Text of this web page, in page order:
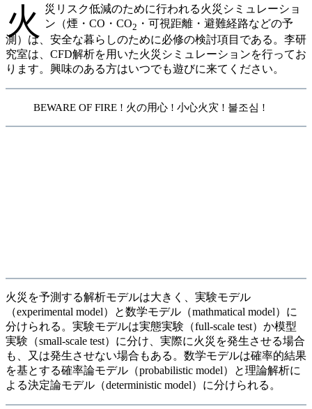
火
災リスク低減のために行われる火災シミュレーショ
ン（煙・CO・CO2 ・可視距離・避難経路などの予
測）は、安全な暮らしのために必修の検討項目である。李研
究室は、CFD解析を用いた火災シミュレーションを行ってお
ります。興味のある方はいつでも遊びに来てください。
BEWARE OF FIRE ! 火の用心 ! 小心火灾 ! 불조심 !
火災を予測する解析モデルは大きく、実験モデル
（experimental model）と数学モデル（mathmatical model）に
分けられる。実験モデルは実態実験（full-scale test）か模型
実験（small-scale test）に分け、実際に火災を発生させる場合
も、又は発生させない場合もある。数学モデルは確率的結果
を基とする確率論モデル（probabilistic model）と理論解析に
よる決定論モデル（deterministic model）に分けられる。